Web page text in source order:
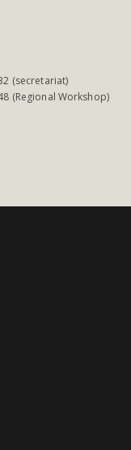
(secretariat)
(Regional Workshop)